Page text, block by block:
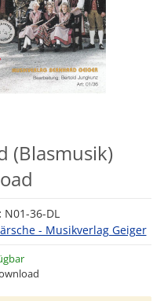
(Blasmusik)
N01-36-DL
- Musikverlag Geiger